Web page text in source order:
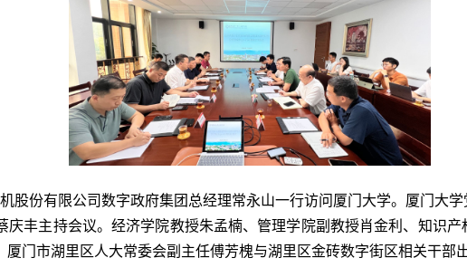
股份有限公司数字政府集团总经理常永山一行访问厦门大学。厦门大
庆丰主持会议。经济学院教授朱孟楠、管理学院副教授肖金利、知识
门市湖里区人大常委会副主任傅芳槐与湖里区金砖数字街区相关干部